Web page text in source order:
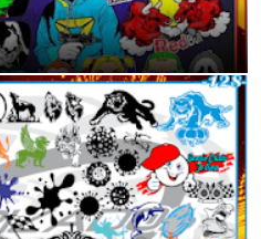
Dale Vida a tu Vehículo
p.m.